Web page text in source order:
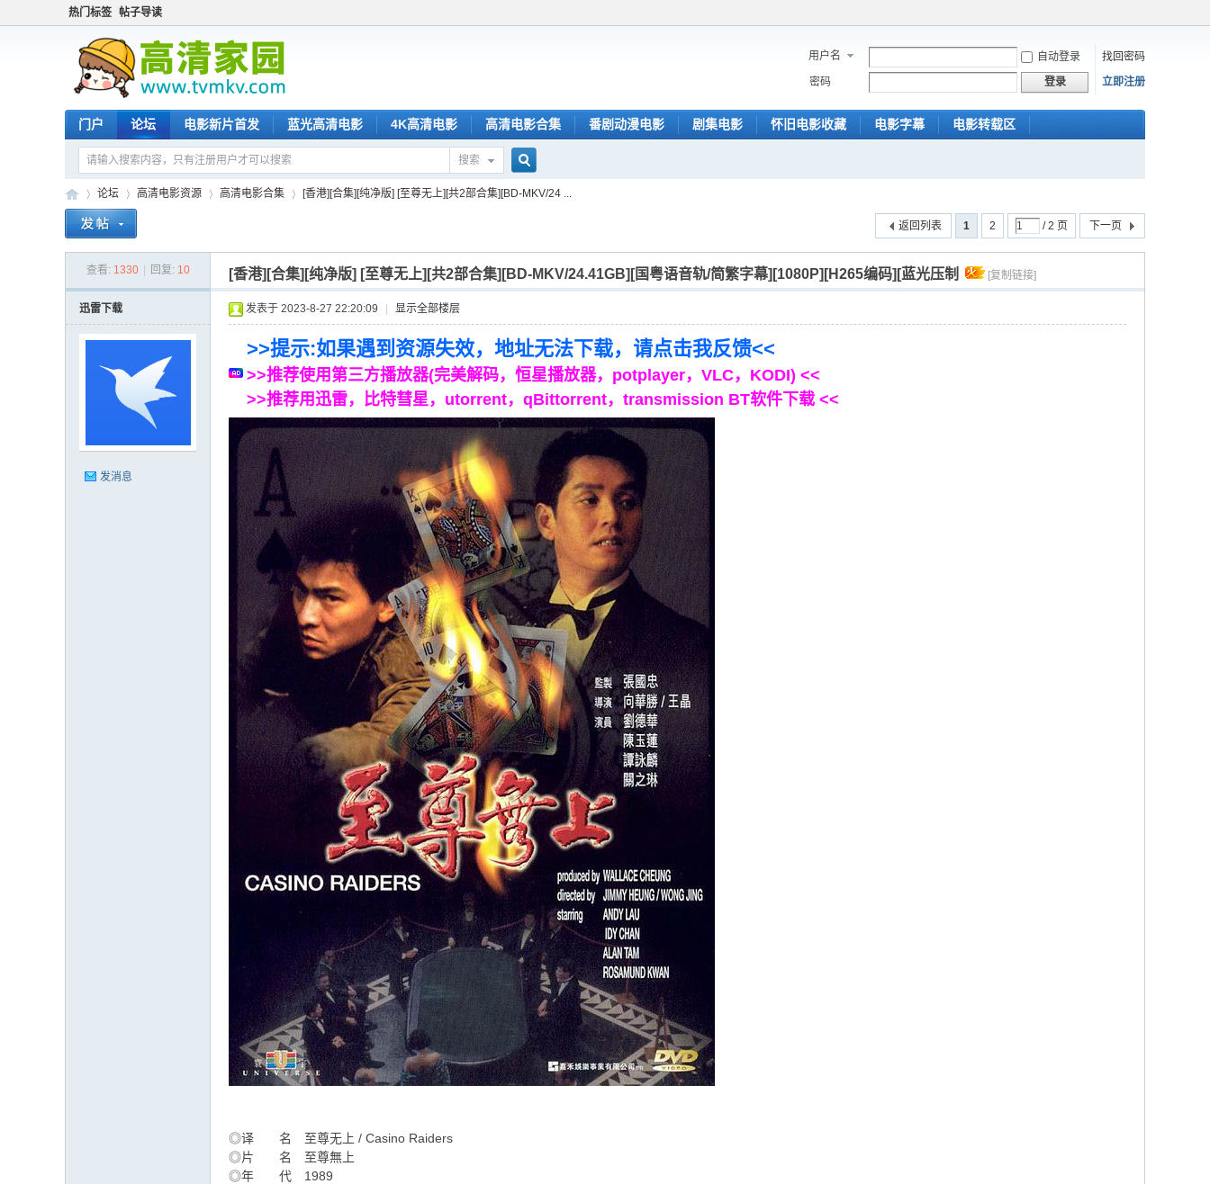
热门标签 帖子导读
用户名 自动登录
找回密码
密码
登录 立即注册
门户 论坛 电影新片首发 蓝光高清电影 4K高清电影 高清电影合集 番剧动漫电影 剧集电影 怀旧电影收藏 电影字幕 电影转载区
搜索
搜
论坛
›
高清电影资源 高清电影合集
›
[香港][合集][纯净版] [至尊无上][共2部合集][BD-MKV/24 ...
1 2 / 2 页 下一页
返回列表
查看: 1330 回复: 10 [香港][合集][纯净版] [至尊无上][共2部合集][BD-MKV/24.41GB][国粤语音轨/简繁字幕][1080P][H265编码][蓝光压制 [复制链接]
迅雷下载
发消息
发表于 2023-8-27 22:20:09 显示全部楼层
>>提示:如果遇到资源失效，地址无法下载，请点击我反馈<<
>>推荐使用第三方播放器(完美解码，恒星播放器，potplayer，VLC，KODI) <<
>>推荐用迅雷，比特彗星，utorrent，qBittorrent，transmission BT软件下载 <<
◎译 名 至尊无上 / Casino Raiders
◎片 名 至尊無上
◎年 代 1989